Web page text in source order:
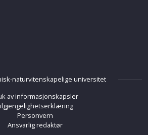
naturvitenskapelige universitet
av informasjonskapsler
Personvern
Ansvarlig redaktør